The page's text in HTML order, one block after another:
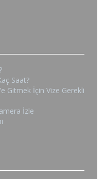
Saat?
Gitmek İçin Vize Gerekli
İzle